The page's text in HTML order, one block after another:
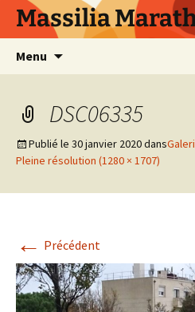
AllerMassilia
Menu
DSC06335
Publié le 30 janvier 2020dans
Pleine résolution (1280 × 1707)
← Précédent